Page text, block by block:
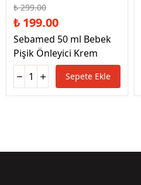
₺ 299.00
₺ 199.00
Sebamed 50 ml Bebek
Pişik Önleyici Krem
Sepete Ekle